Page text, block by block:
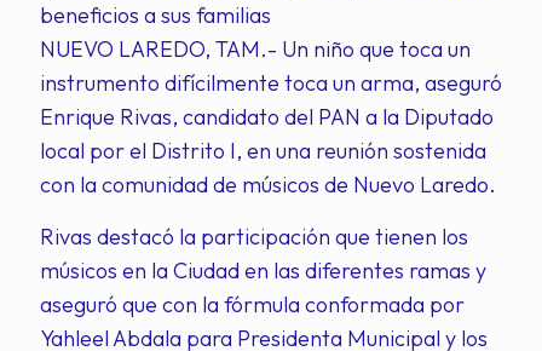
beneficios a sus familias
NUEVO LAREDO, TAM.- Un niño que toca un
instrumento difícilmente toca un arma, aseguró
Enrique Rivas, candidato del PAN a la Diputado
local por el Distrito I, en una reunión sostenida
con la comunidad de músicos de Nuevo Laredo.
Rivas destacó la participación que tienen los
músicos en la Ciudad en las diferentes ramas y
aseguró que con la fórmula conformada por
Yahleel Abdala para Presidenta Municipal y los